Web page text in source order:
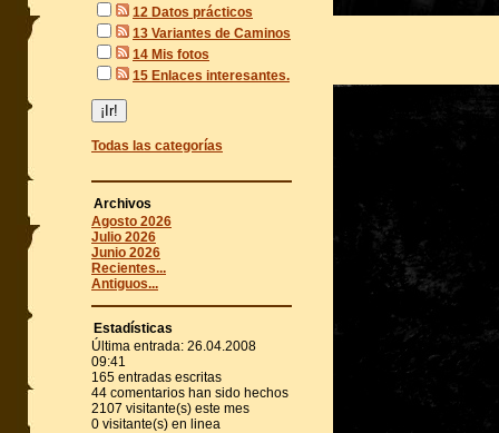
12 Datos prácticos
13 Variantes de Caminos
14 Mis fotos
15 Enlaces interesantes.
Todas las categorías
Archivos
Agosto 2026
Julio 2026
Junio 2026
Recientes...
Antiguos...
Estadísticas
Última entrada: 26.04.2008
09:41
165 entradas escritas
44 comentarios han sido hechos
2107 visitante(s) este mes
0 visitante(s) en linea